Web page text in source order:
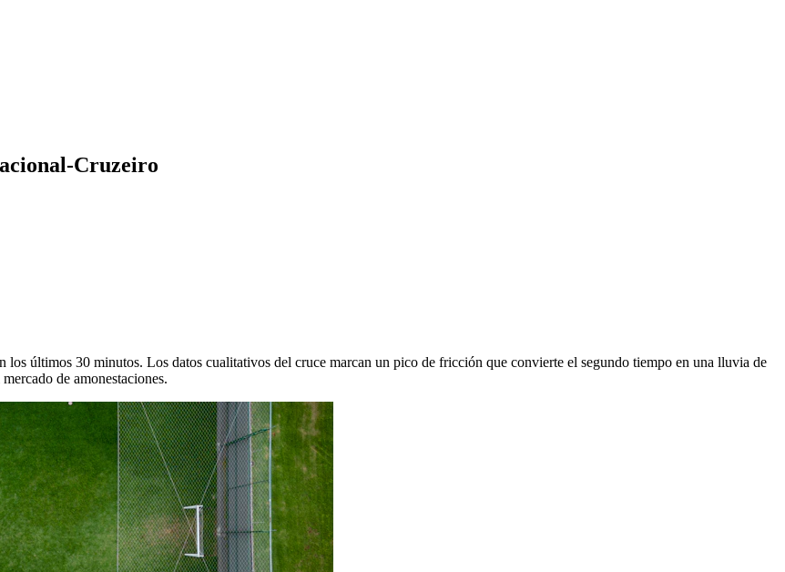
Cruzeiro
últimos 30 minutos. Los datos cualitativos del cruce marcan un pico de fricción que convierte el segundo tiempo en una lluvia de
de amonestaciones.